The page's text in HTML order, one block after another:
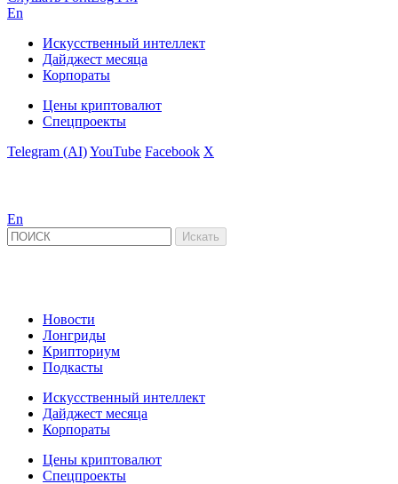
En
Искусственный интеллект
Дайджест месяца
Корпораты
Цены криптовалют
Спецпроекты
Telegram (AI)YouTube Facebook X
En
Новости
Лонгриды
Крипториум
Подкасты
Искусственный интеллект
Дайджест месяца
Корпораты
Цены криптовалют
Спецпроекты